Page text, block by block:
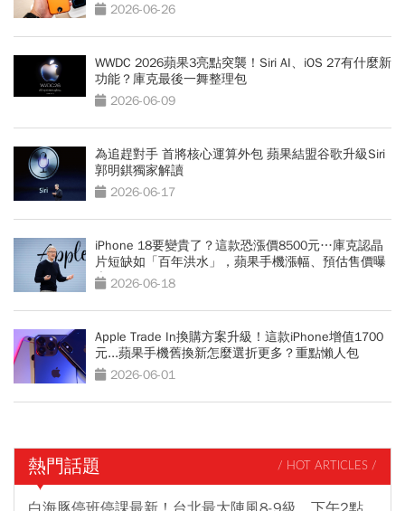
2026-06-26
WWDC 2026蘋果3亮點突襲！Siri AI、iOS 27有什麼新
功能？庫克最後一舞整理包
2026-06-09
為追趕對手 首將核心運算外包 蘋果結盟谷歌升級Siri
郭明錤獨家解讀
2026-06-17
iPhone 18要變貴了？這款恐漲價8500元…庫克認晶
片短缺如「百年洪水」，蘋果手機漲幅、預估售價曝
光 2026-06-18
Apple Trade In換購方案升級！這款iPhone增值1700
元...蘋果手機舊換新怎麼選折更多？重點懶人包
2026-06-01
熱門話題 / HOT ARTICLES /